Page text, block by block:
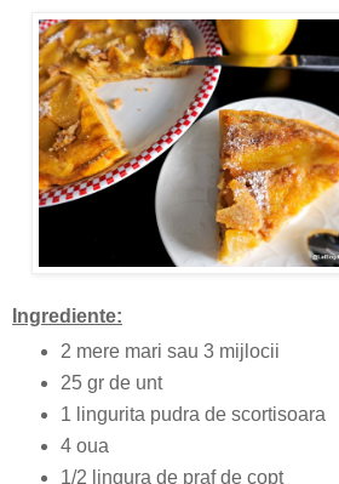
Ingrediente:
2 mere mari sau 3 mijlocii
25 gr de unt
1 lingurita pudra de scortisoara
4 oua
1/2 lingura de praf de copt